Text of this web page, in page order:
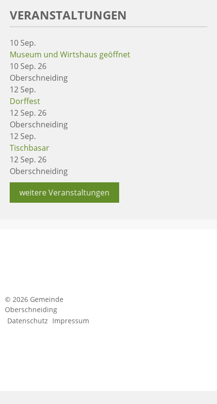
VERANSTALTUNGEN
10 Sep.
Museum und Wirtshaus geöffnet
10 Sep. 26
Oberschneiding
12 Sep.
Dorffest
12 Sep. 26
Oberschneiding
12 Sep.
Tischbasar
12 Sep. 26
Oberschneiding
weitere Veranstaltungen
© 2026 Gemeinde
Oberschneiding
Datenschutz Impressum